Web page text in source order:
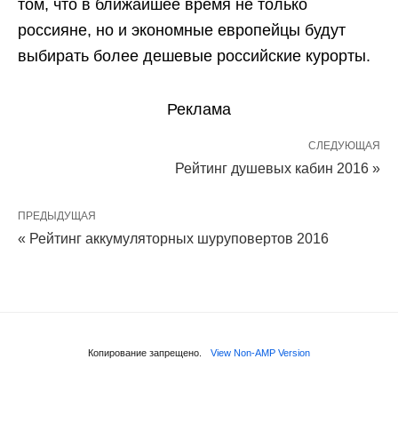
том, что в ближайшее время не только
россияне, но и экономные европейцы будут
выбирать более дешевые российские курорты.
Реклама
СЛЕДУЮЩАЯ
Рейтинг душевых кабин 2016 »
ПРЕДЫДУЩАЯ
« Рейтинг аккумуляторных шуруповертов 2016
Копирование запрещено. View Non-AMP Version